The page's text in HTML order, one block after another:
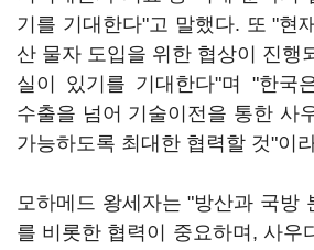
기를 기대한다"고 말했다. 또 "현
산 물자 도입을 위한 협상이 진행
실이 있기를 기대한다"며 "한국
수출을 넘어 기술이전을 통한 사
가능하도록 최대한 협력할 것"이
모하메드 왕세자는 "방산과 국방
를 비롯한 협력이 중요하며, 사우